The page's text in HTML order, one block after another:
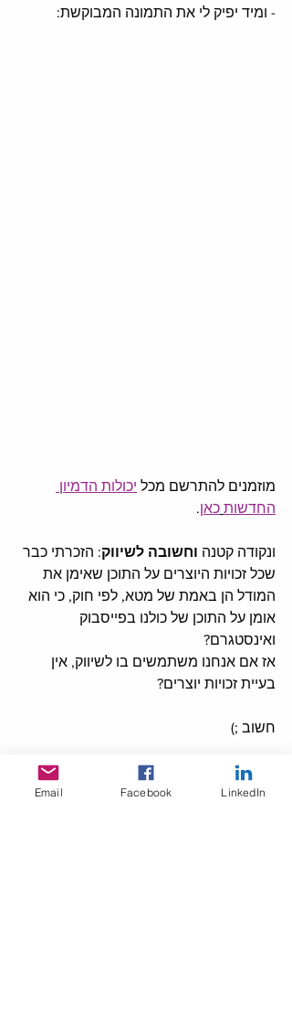
- ומיד יפיק לי את התמונה המבוקשת:
מוזמנים להתרשם מכל יכולות הדמיון
החדשות כאן.
ונקודה קטנה וחשובה לשיווק: הזכרתי כבר
שכל זכויות היוצרים על התוכן שאימן את
המודל הן באמת של מטא, לפי חוק, כי הוא
אומן על התוכן של כולנו בפייסבוק
ואינסטגרם?
אז אם אנחנו משתמשים בו לשיווק, אין
בעיית זכויות יוצרים?
חשוב ;)
צ'אט GPT לא נשאר חייב -
Email Facebook LinkedIn